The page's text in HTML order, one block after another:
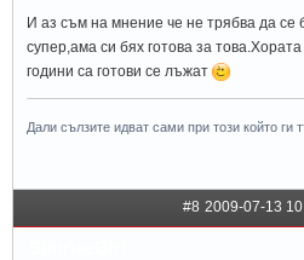
И аз съм на мнение че не трябва да
супер,ама си бях готова за
години са готови се лъжат
Дали сълзите идват сами при този който ги
#8 2009-07-13